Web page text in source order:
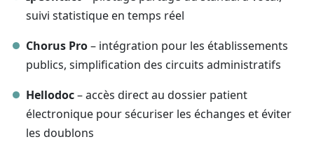
suivi statistique en temps réel
Chorus Pro– intégration pour les établissements
publics, simplification des circuits administratifs
Hellodoc– accès direct au dossier patient
électronique pour sécuriser les échanges et éviter
les doublons